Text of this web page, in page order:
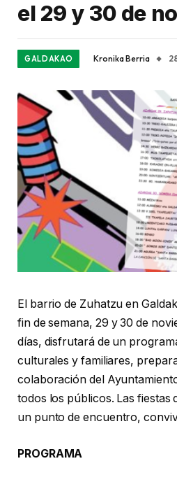
el 29 y 30 de
GALDAKAO Kronika Berria
El barrio de Zuhatzu en
fin de semana, 29 y 30 de
días, disfrutará de un
culturales y familiares,
colaboración del
todos los públicos. Las fiestas
un punto de encuentro,
PROGRAMA